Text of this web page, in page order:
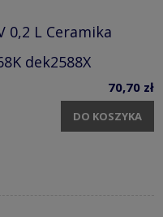
0,2 L Ceramika
dek2588X
70,70 zł
DO KOSZYKA